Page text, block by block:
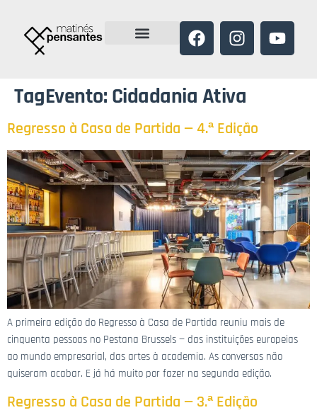
TagEvento: Cidadania Ativa
Regresso à Casa de Partida — 4.ª Edição
A primeira edição do Regresso à Casa de Partida reuniu mais de
cinquenta pessoas no Pestana Brussels — das instituições europeias
ao mundo empresarial, das artes à academia. As conversas não
quiseram acabar. E já há muito por fazer na segunda edição.
Regresso à Casa de Partida — 3.ª Edição